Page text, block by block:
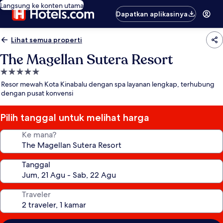
Langsung ke konten utama
Dapatkan aplikasinya
Lihat semua properti
The Magellan Sutera Resort
Properti
bintang
5.0
Resor mewah Kota Kinabalu dengan spa layanan lengkap, terhubung
dengan pusat konvensi
Pilih tanggal untuk melihat harga
Ke mana?
Tanggal
Traveler